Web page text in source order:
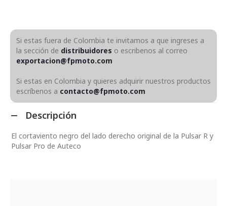
Si estas fuera de Colombia te invitamos a que ingreses a
la sección de distribuidores o escribenos al correo
exportacion@fpmoto.com
Si estas en Colombia y quieres adquirir nuestros productos
escríbenos a contacto@fpmoto.com
Descripción
El cortaviento negro del lado derecho original de la Pulsar R y
Pulsar Pro de Auteco